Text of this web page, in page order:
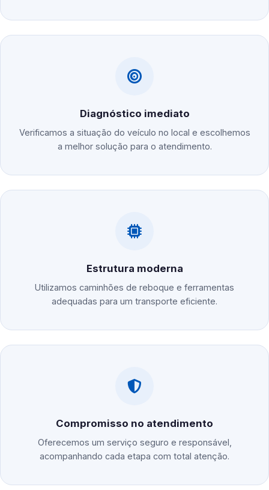
Diagnóstico imediato
Verificamos a situação do veículo no local e escolhemos
a melhor solução para o atendimento.
Estrutura moderna
Utilizamos caminhões de reboque e ferramentas
adequadas para um transporte eficiente.
Compromisso no atendimento
Oferecemos um serviço seguro e responsável,
acompanhando cada etapa com total atenção.